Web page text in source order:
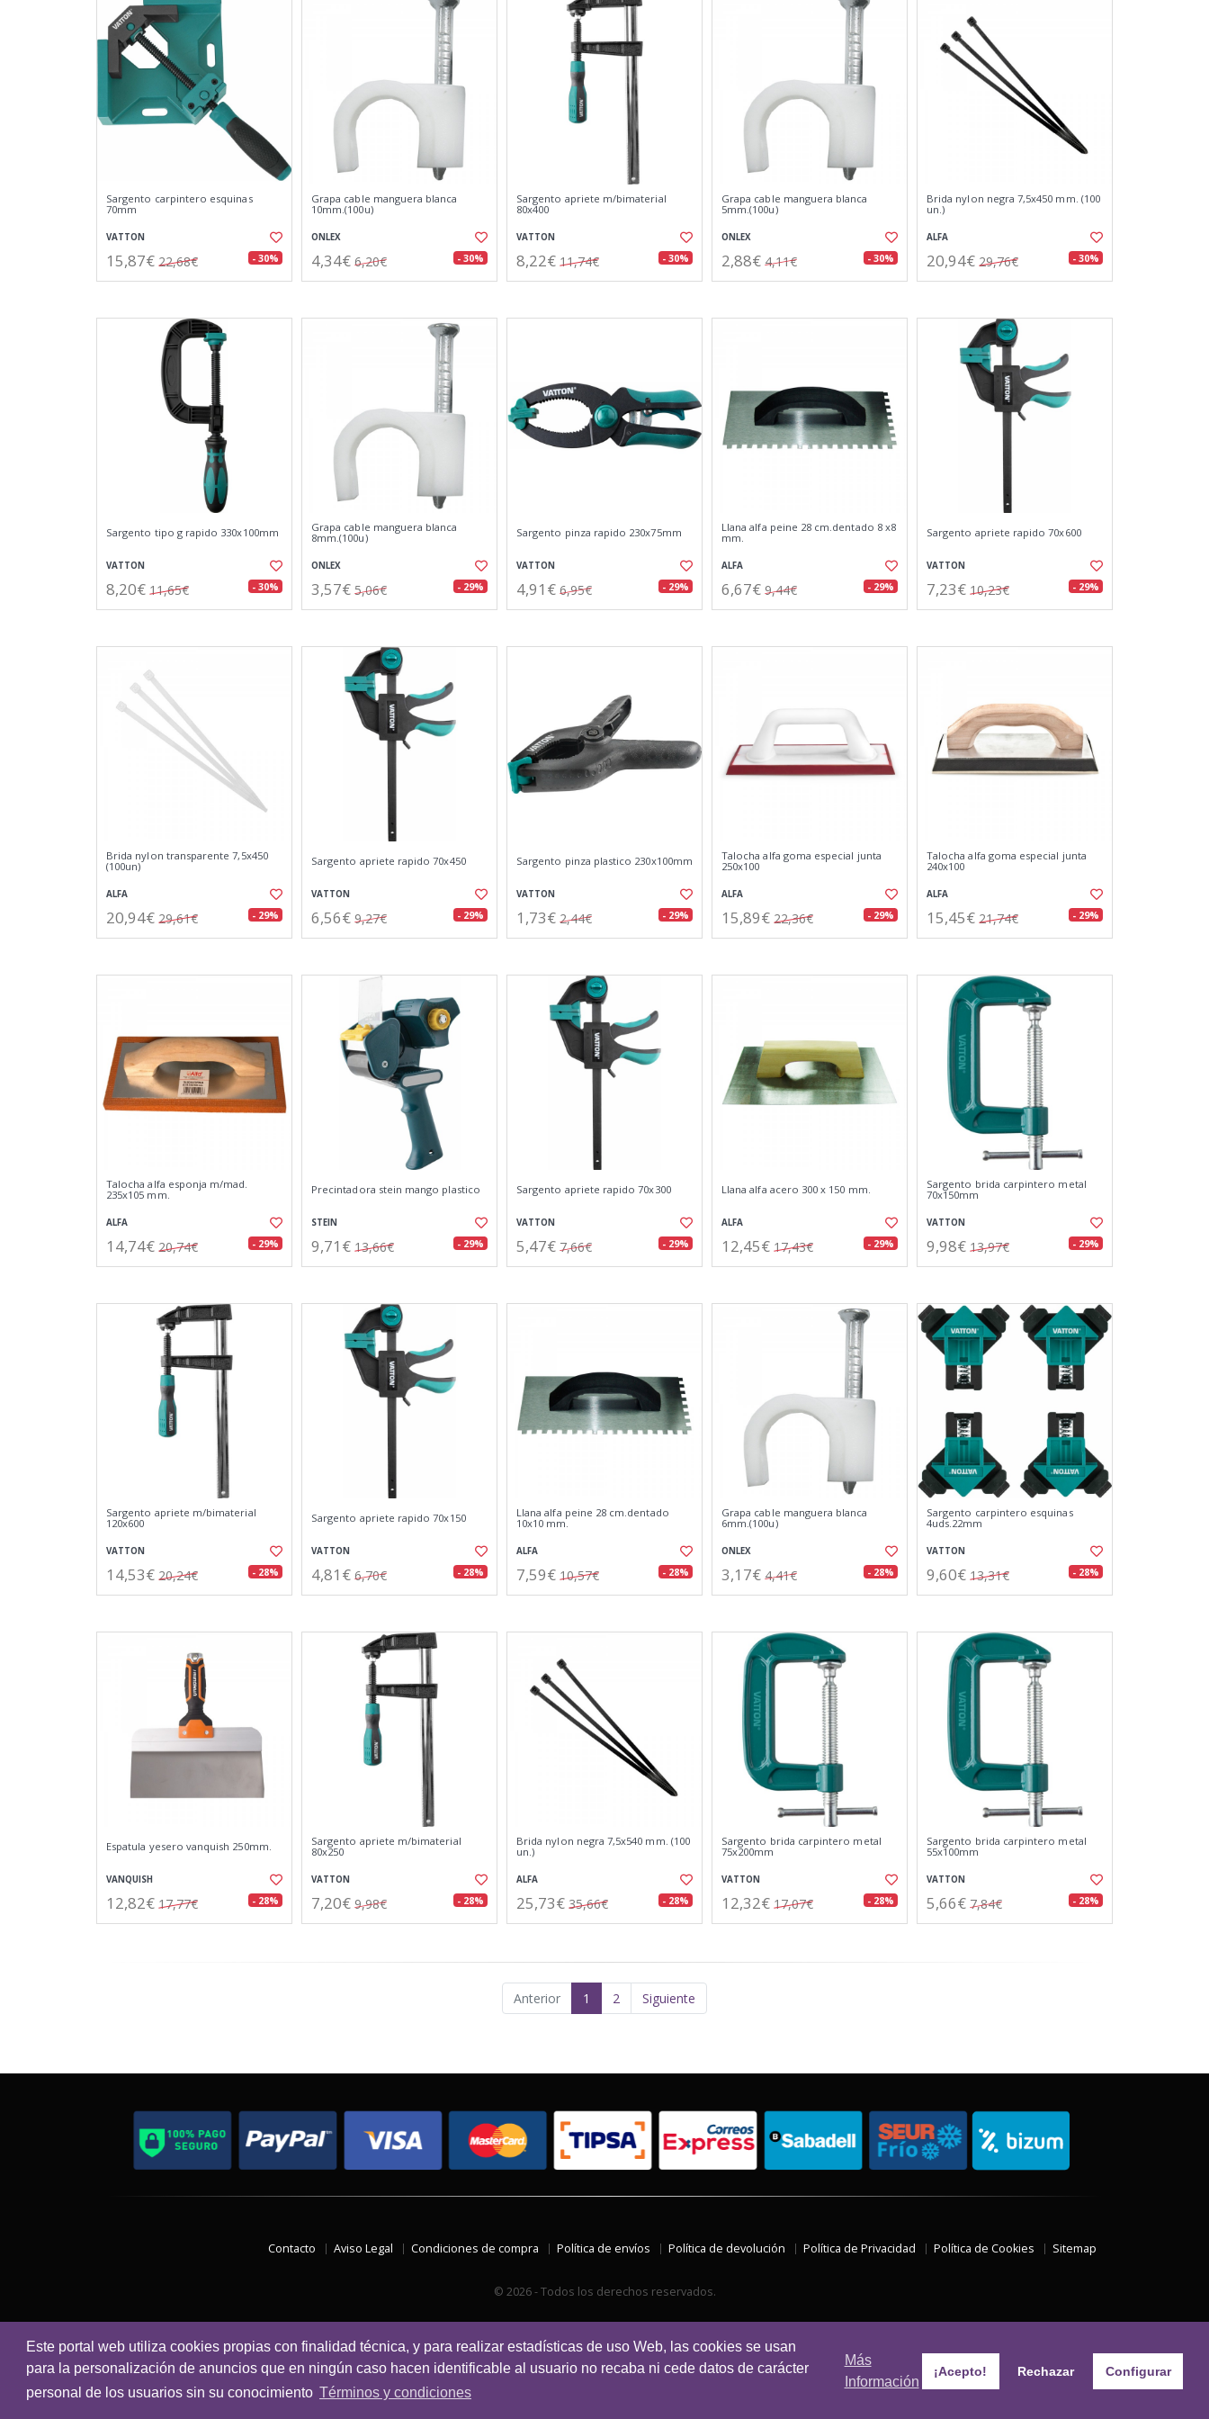
Este portal web utiliza cookies propias con finalidad técnica, y para realizar estadísticas de uso Web, las cookies se usan
para la personalización de anuncios que en ningún caso hacen identificable al usuario no recaba ni cede datos de carácter
personal de los usuarios sin su conocimiento Términos y condiciones
Más
Información
¡Acepto! Rechazar Configurar
Sargento carpintero esquinas
70mm
VATTON
15,87€ 22,68€ - 30%
Grapa cable manguera blanca
10mm.(100u)
ONLEX
4,34€ 6,20€ - 30%
Sargento apriete m/bimaterial
80x400
VATTON
8,22€ 11,74€ - 30%
Grapa cable manguera blanca
5mm.(100u)
ONLEX
2,88€ 4,11€ - 30%
Brida nylon negra 7,5x450 mm. (100
un.)
ALFA
20,94€ 29,76€ - 30%
Sargento tipo g rapido 330x100mm
VATTON
8,20€ 11,65€ - 30%
Grapa cable manguera blanca
8mm.(100u)
ONLEX
3,57€ 5,06€ - 29%
Sargento pinza rapido 230x75mm
VATTON
4,91€ 6,95€ - 29%
Llana alfa peine 28 cm.dentado 8 x8
mm.
ALFA
6,67€ 9,44€ - 29%
Sargento apriete rapido 70x600
VATTON
7,23€ 10,23€ - 29%
Brida nylon transparente 7,5x450
(100un)
ALFA
20,94€ 29,61€ - 29%
Sargento apriete rapido 70x450
VATTON
6,56€ 9,27€ - 29%
Sargento pinza plastico 230x100mm
VATTON
1,73€ 2,44€ - 29%
Talocha alfa goma especial junta
250x100
ALFA
15,89€ 22,36€ - 29%
Talocha alfa goma especial junta
240x100
ALFA
15,45€ 21,74€ - 29%
Talocha alfa esponja m/mad.
235x105 mm.
ALFA
14,74€ 20,74€ - 29%
Precintadora stein mango plastico
STEIN
9,71€ 13,66€ - 29%
Sargento apriete rapido 70x300
VATTON
5,47€ 7,66€ - 29%
Llana alfa acero 300 x 150 mm.
ALFA
12,45€ 17,43€ - 29%
Sargento brida carpintero metal
70x150mm
VATTON
9,98€ 13,97€ - 29%
Sargento apriete m/bimaterial
120x600
VATTON
14,53€ 20,24€ - 28%
Sargento apriete rapido 70x150
VATTON
4,81€ 6,70€ - 28%
Llana alfa peine 28 cm.dentado
10x10 mm.
ALFA
7,59€ 10,57€ - 28%
Grapa cable manguera blanca
6mm.(100u)
ONLEX
3,17€ 4,41€ - 28%
Sargento carpintero esquinas
4uds.22mm
VATTON
9,60€ 13,31€ - 28%
Espatula yesero vanquish 250mm.
VANQUISH
12,82€ 17,77€ - 28%
Sargento apriete m/bimaterial
80x250
VATTON
7,20€ 9,98€ - 28%
Brida nylon negra 7,5x540 mm. (100
un.)
ALFA
25,73€ 35,66€ - 28%
Sargento brida carpintero metal
75x200mm
VATTON
12,32€ 17,07€ - 28%
Sargento brida carpintero metal
55x100mm
VATTON
5,66€ 7,84€ - 28%
Anterior 1 2 Siguiente
Contacto Aviso Legal Condiciones de compra Política de envíos Política de devolución Política de Privacidad Política de Cookies Sitemap
© 2026 - Todos los derechos reservados.